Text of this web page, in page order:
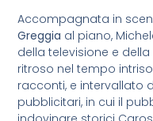
Accompagnata in
Greggia al piano,
della televisione e
ritroso nel tempo
racconti, e intervallato
pubblicitari, in cui il